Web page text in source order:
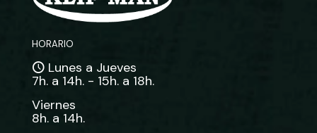
HORARIO
Lunes a Jueves
7h. a 14h. - 15h. a 18h.
Viernes
8h. a 14h.